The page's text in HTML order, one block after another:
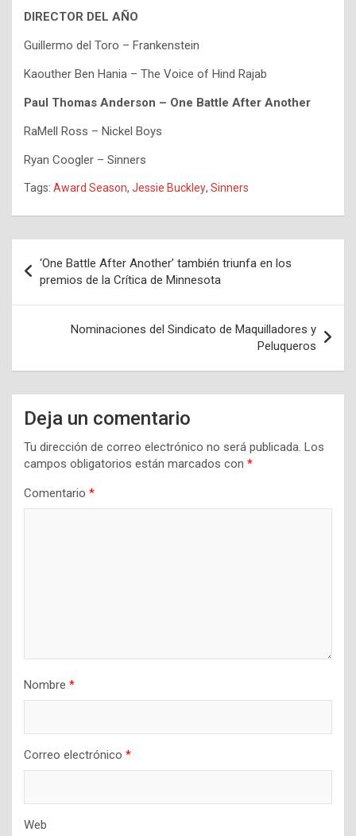
DIRECTOR DEL AÑO
Guillermo del Toro – Frankenstein
Kaouther Ben Hania – The Voice of Hind Rajab
Paul Thomas Anderson – One Battle After Another
RaMell Ross – Nickel Boys
Ryan Coogler – Sinners
Tags: Award Season, Jessie Buckley, Sinners
de
entradas
‘One Battle After Another’ también triunfa en los
premios de la Crítica de Minnesota
Nominaciones del Sindicato de Maquilladores y
Peluqueros
Deja un comentario
Tu dirección de correo electrónico no será publicada. Los
campos obligatorios están marcados con *
Comentario *
Nombre *
Correo electrónico *
Web